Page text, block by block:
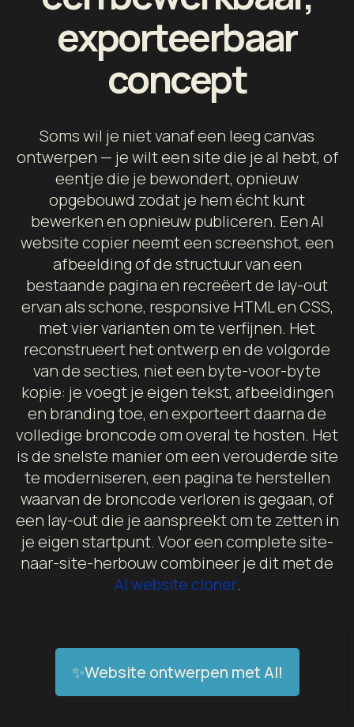
exporteerbaar
concept
Soms wil je niet vanaf een leeg canvas
ontwerpen — je wilt een site die je al hebt, of
eentje die je bewondert, opnieuw
opgebouwd zodat je hem écht kunt
bewerken en opnieuw publiceren. Een AI
website copier neemt een screenshot, een
afbeelding of de structuur van een
bestaande pagina en recreëert de lay-out
ervan als schone, responsive HTML en CSS,
met vier varianten om te verfijnen. Het
reconstrueert het ontwerp en de volgorde
van de secties, niet een byte-voor-byte
kopie: je voegt je eigen tekst, afbeeldingen
en branding toe, en exporteert daarna de
volledige broncode om overal te hosten. Het
is de snelste manier om een verouderde site
te moderniseren, een pagina te herstellen
waarvan de broncode verloren is gegaan, of
een lay-out die je aanspreekt om te zetten in
je eigen startpunt. Voor een complete site-
naar-site-herbouw combineer je dit met de
AI website cloner.
✨Website ontwerpen met AI!